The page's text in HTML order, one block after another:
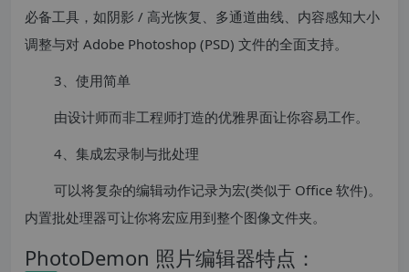
必备工具，如阴影 / 高光恢复、多通道曲线、内容感知大小
调整与对 Adob​​e Photoshop (PSD) 文件的全面支持。
3、使用简单
由设计师而非工程师打造的优雅界面让你容易工作。
4、集成宏录制与批处理
可以将复杂的编辑动作记录为宏(类似于 Office 软件)。
内置批处理器可让你将宏应用到整个图像文件夹。
PhotoDemon 照片编辑器特点：